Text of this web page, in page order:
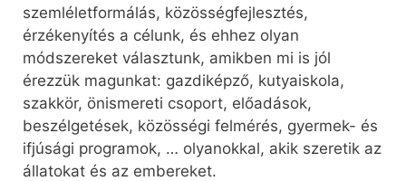
szemléletformálás, közösségfejlesztés,
érzékenyítés a célunk, és ehhez olyan
módszereket választunk, amikben mi is jól
érezzük magunkat: gazdiképző, kutyaiskola,
szakkör, önismereti csoport, előadások,
beszélgetések, közösségi felmérés, gyermek- és
ifjúsági programok, … olyanokkal, akik szeretik az
állatokat és az embereket.